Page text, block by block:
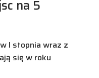
na 5
I stopnia wraz z
się w roku